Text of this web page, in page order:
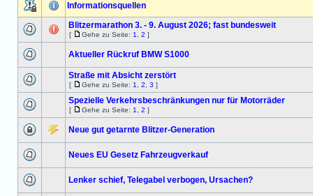
Informationsquellen
Blitzermarathon 3. - 9. August 2026; fast bundesweit
[ Gehe zu Seite: 1 2 ]
Aktueller Rückruf BMW S1000
Straße mit Absicht zerstört
[ Gehe zu Seite: 1 2 3 ]
Spezielle Verkehrsbeschränkungen nur für Motorräder
[ Gehe zu Seite: 1 2 ]
Neue gut getarnte Blitzer-Generation
Neues EU Gesetz Fahrzeugverkauf
Lenker schief, Telegabel verbogen, Ursachen?